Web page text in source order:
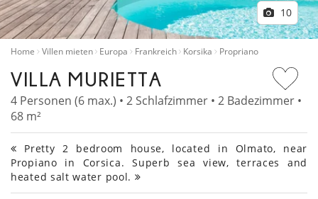
10
Home Villen mieten Europa Frankreich Korsika Propriano
VILLA MURIETTA
4 Personen (6 max.) • 2 Schlafzimmer • 2 Badezimmer •
68 m²
Pretty 2 bedroom house, located in Olmato, near
Propiano in Corsica. Superb sea view, terraces and
heated salt water pool.